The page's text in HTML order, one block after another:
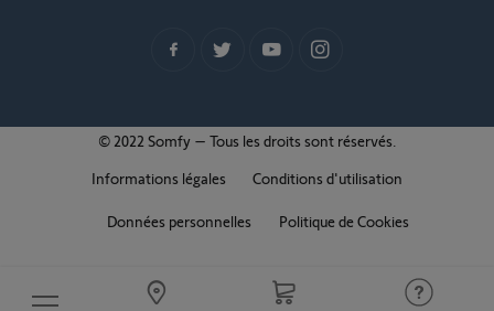
© 2022 Somfy – Tous les droits sont réservés.
Informations légales
Conditions d'utilisation
Données personnelles Politique de Cookies